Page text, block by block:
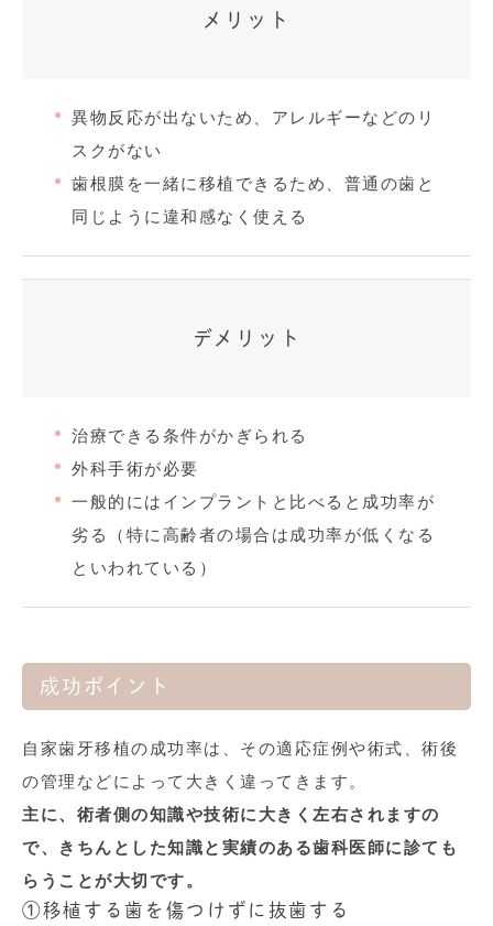
メリット
異物反応が出ないため、アレルギーなどのリ
スクがない
歯根膜を一緒に移植できるため、普通の歯と
同じように違和感なく使える
デメリット
治療できる条件がかぎられる
外科手術が必要
一般的にはインプラントと比べると成功率が
劣る（特に高齢者の場合は成功率が低くなる
といわれている）
成功ポイント
自家歯牙移植の成功率は、その適応症例や術式、術後
の管理などによって大きく違ってきます。
主に、術者側の知識や技術に大きく左右されますの
で、きちんとした知識と実績のある歯科医師に診ても
らうことが大切です。
①移植する歯を傷つけずに抜歯する